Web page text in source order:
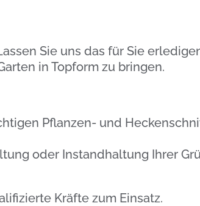
Sie uns das für Sie
in Topform zu bringen.
Pflanzen- und
oder Instandhaltung Ihrer
Kräfte zum Einsatz.